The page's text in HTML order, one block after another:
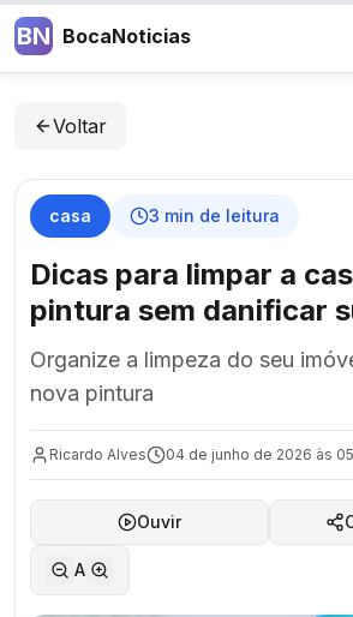
BN BocaNoticias
Voltar
casa 3 min de leitura
Dicas para limpar a
pintura sem danificar
Organize a limpeza do seu
nova pintura
Ricardo Alves 04 de junho de 2026 às
Ouvir
A